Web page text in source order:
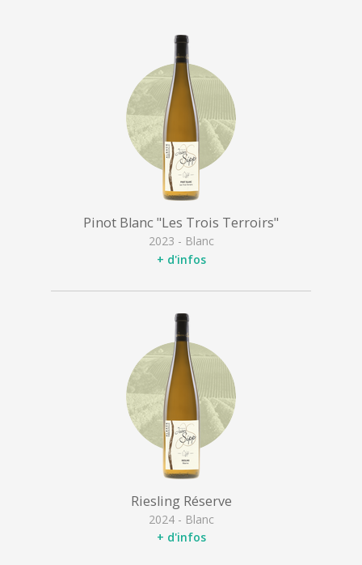
Pinot Blanc "Les Trois Terroirs"
2023 - Blanc
+ d'infos
Riesling Réserve
2024 - Blanc
+ d'infos